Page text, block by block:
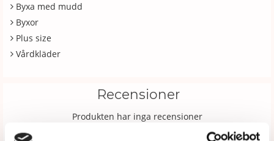
Byxa med mudd
Byxor
Plus size
Vårdkläder
Recensioner
Produkten har inga recensioner